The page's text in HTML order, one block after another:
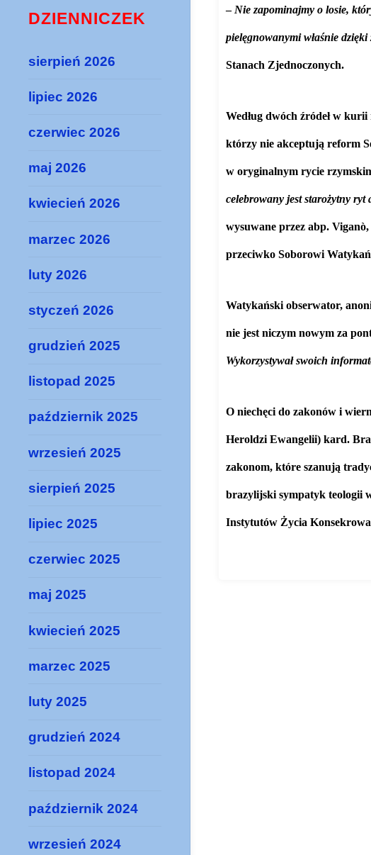
– Nie zapominajmy o losie,
pielęgnowanymi właśnie
Stanach Zjednoczonych.
Według dwóch źródeł w
którzy nie akceptują reform
w oryginalnym rycie
celebrowany jest starożytny
wysuwane przez abp.
przeciwko Soborowi
Watykański obserwator,
nie jest niczym nowym za
Wykorzystywał swoich
O niechęci do zakonów i
Heroldzi Ewangelii) kard.
zakonom, które szanują
brazylijski sympatyk teologii
Instytutów Życia
DZIENNICZEK
sierpień 2026
lipiec 2026
czerwiec 2026
maj 2026
kwiecień 2026
marzec 2026
luty 2026
styczeń 2026
grudzień 2025
listopad 2025
październik 2025
wrzesień 2025
sierpień 2025
lipiec 2025
czerwiec 2025
maj 2025
kwiecień 2025
marzec 2025
luty 2025
grudzień 2024
listopad 2024
październik 2024
wrzesień 2024